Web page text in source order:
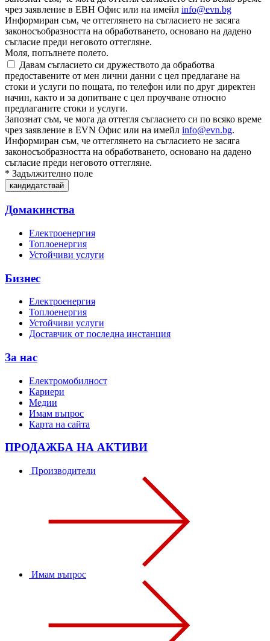
чрез заявление в ЕВН Офис или на имейл info@evn.bg
Информиран съм, че оттеглянето на съгласието не засяга
законосъобразността на обработването, основано на дадено
съгласие преди неговото оттегляне.
Моля, попълнете полето.
Давам съгласието си дружеството да обработва
предоставените от мен лични данни с цел предлагане на
стоки и услуги по пощата, по телефон или по друг директен
начин, както и за допитване с цел проучване относно
предлаганите стоки и услуги.
Запознат съм, че мога да оттегля съгласието си по всяко време
чрез заявление в EVN Офис или на имейл info@evn.bg.
Информиран съм, че оттеглянето на съгласието не засяга
законосъобразността на обработването, основано на дадено
съгласие преди неговото оттегляне.
* Задължително поле
Домакинства
Електроенергия
Топлоенергия
Устойчиви услуги
Бизнес
Електроенергия
Топлоенергия
Устойчиви услуги
Доставчик от последна инстанция
За нас
Електромобилност
Кариери
Медии
Имам въпрос
Карта на сайта
ПРОДАЖБА НА АКТИВИ
Производители
Имам въпрос